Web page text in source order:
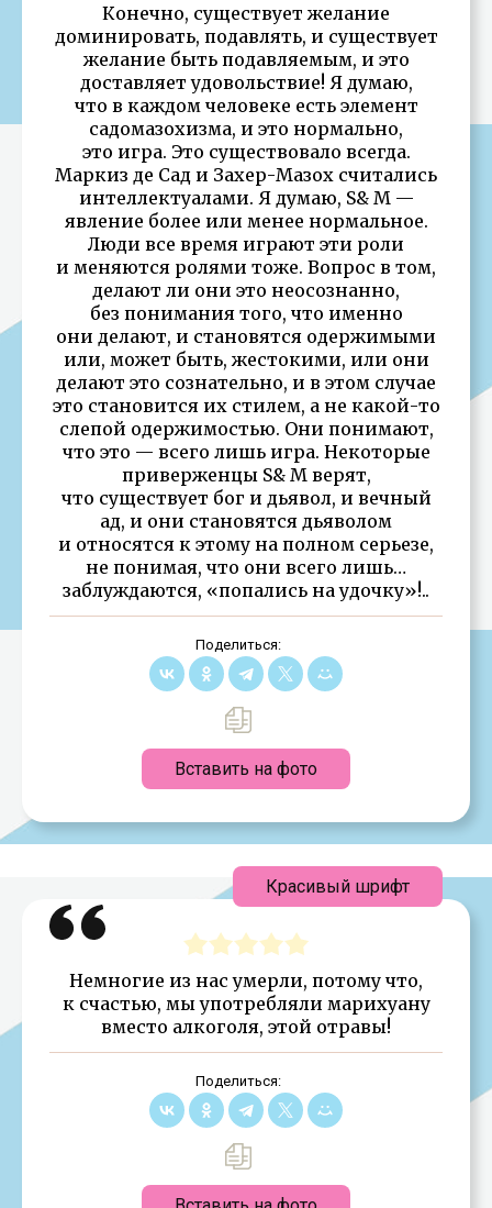
Конечно, существует желание
доминировать, подавлять, и существует
желание быть подавляемым, и это
доставляет удовольствие! Я думаю,
что в каждом человеке есть элемент
садомазохизма, и это нормально,
это игра. Это существовало всегда.
Маркиз де Сад и Захер-Мазох считались
интеллектуалами. Я думаю, S& M —
явление более или менее нормальное.
Люди все время играют эти роли
и меняются ролями тоже. Вопрос в том,
делают ли они это неосознанно,
без понимания того, что именно
они делают, и становятся одержимыми
или, может быть, жестокими, или они
делают это сознательно, и в этом случае
это становится их стилем, а не какой-то
слепой одержимостью. Они понимают,
что это — всего лишь игра. Некоторые
приверженцы S& M верят,
что существует бог и дьявол, и вечный
ад, и они становятся дьяволом
и относятся к этому на полном серьезе,
не понимая, что они всего лишь…
заблуждаются, «попались на удочку»!..
Поделиться:
Вставить на фото
Немногие из нас умерли, потому что,
к счастью, мы употребляли марихуану
вместо алкоголя, этой отравы!
Поделиться:
Красивый шрифт